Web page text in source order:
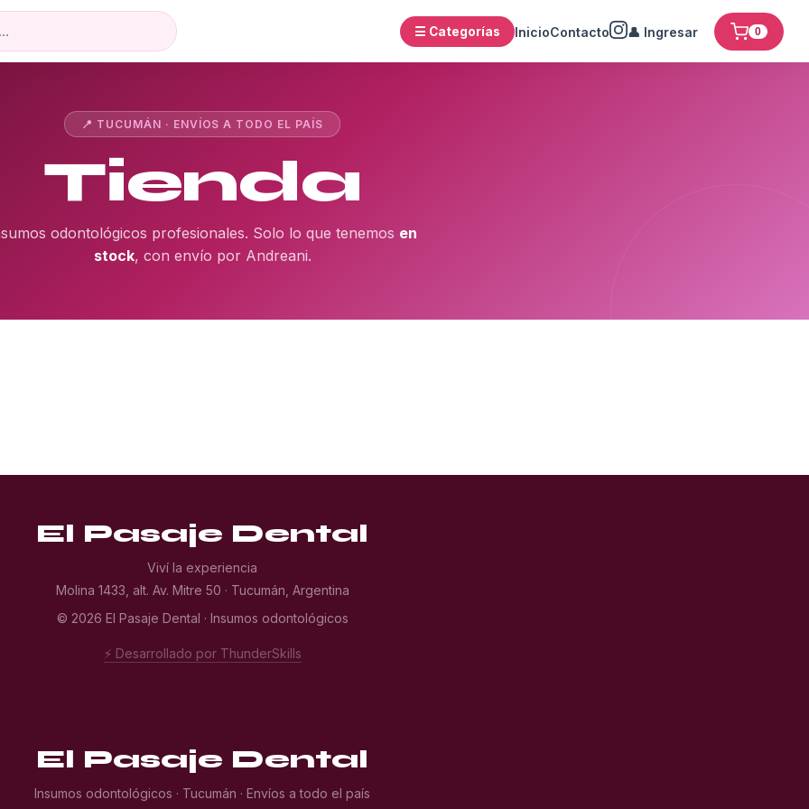
☰ Categorías InicioContacto 👤 Ingresar 0
📍 TUCUMÁN · ENVÍOS A TODO EL PAÍS
Tienda
odontológicos profesionales. Solo lo que tenemos en
stock, con envío por Andreani.
El Pasaje Dental
Viví la experiencia
Molina 1433, alt. Av. Mitre 50 · Tucumán, Argentina
© 2026 El Pasaje Dental · Insumos odontológicos
⚡ Desarrollado por ThunderSkills
El Pasaje Dental
Insumos odontológicos · Tucumán · Envíos a todo el país